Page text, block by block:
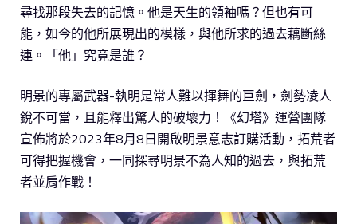
尋找那段失去的記憶。他是天生的領袖嗎？但也有可
能，如今的他所展現出的模樣，與他所求的過去藕斷絲
連。「他」究竟是誰？
明景的專屬武器-執明是常人難以揮舞的巨劍，劍勢凌人
銳不可當，且能釋出驚人的破壞力！《幻塔》運營團隊
宣佈將於2023年8月8日開啟明景意志訂購活動，拓荒者
可得把握機會，一同探尋明景不為人知的過去，與拓荒
者並肩作戰！